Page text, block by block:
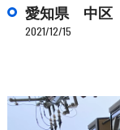
愛知県 中
2021/12/15